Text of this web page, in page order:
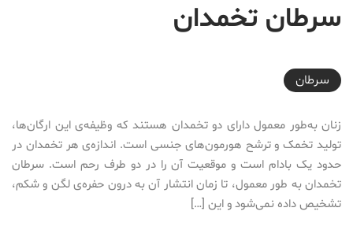
سرطان تخمدان
2017-02-22T19:00:12+03:30
سرطان
زنان به‌طور معمول دارای دو تخمدان هستند که وظیفه‌ی این ارگان‌ها،
تولید تخمک و ترشح هورمون‌های جنسی است. اندازه‌ی هر تخمدان در
حدود یک بادام است و موقعیت آن را در دو طرف رحم است. سرطان
تخمدان به طور معمول، تا زمان انتشار آن به درون حفره‌ی لگن و شکم،
تشخیص داده نمی‌شود و این […]